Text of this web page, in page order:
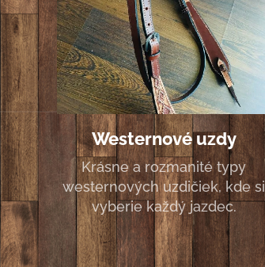
Westernové uzdy
Krásne a rozmanité typy
westernových uzdičiek, kde si
vyberie každý jazdec.